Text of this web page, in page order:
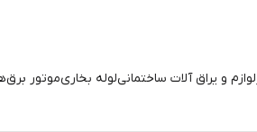
لوازم و یراق آلات ساختمانیلوله بخاریموتور برق